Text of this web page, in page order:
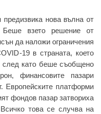
нова вълна от
Беше взето решение от
да наложи ограничения
19 в страната, което
след като беше съобщено
финансовите пазари
Европейските платформи
фондов пазар затвориха
това се случва на